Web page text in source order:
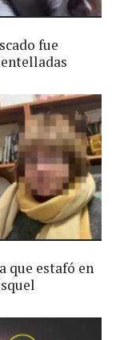
fue
que estafó en